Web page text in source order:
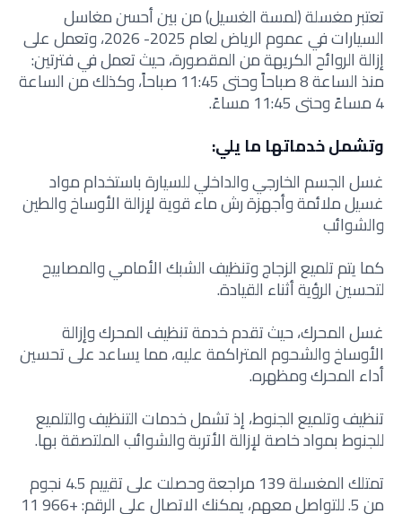
تعتبر مغسلة (لمسة الغسيل) من بين أحسن مغاسل
السيارات في عموم الرياض لعام 2025- 2026، وتعمل على
إزالة الروائح الكريهة من المقصورة، حيث تعمل في فترتين:
منذ الساعة 8 صباحاً وحتى 11:45 صباحاً، وكذلك من الساعة
4 مساءً وحتى 11:45 مساءً.
وتشمل خدماتها ما يلي:
غسل الجسم الخارجي والداخلي للسيارة باستخدام مواد
غسيل ملائمة وأجهزة رش ماء قوية لإزالة الأوساخ والطين
والشوائب
كما يتم تلميع الزجاج وتنظيف الشبك الأمامي والمصابيح
لتحسين الرؤية أثناء القيادة.
غسل المحرك، حيث تقدم خدمة تنظيف المحرك وإزالة
الأوساخ والشحوم المتراكمة عليه، مما يساعد على تحسين
أداء المحرك ومظهره.
تنظيف وتلميع الجنوط، إذ تشمل خدمات التنظيف والتلميع
للجنوط بمواد خاصة لإزالة الأتربة والشوائب الملتصقة بها.
تمتلك المغسلة 139 مراجعة وحصلت على تقييم 4.5 نجوم
من 5. للتواصل معهم، يمكنك الاتصال على الرقم: +966 11